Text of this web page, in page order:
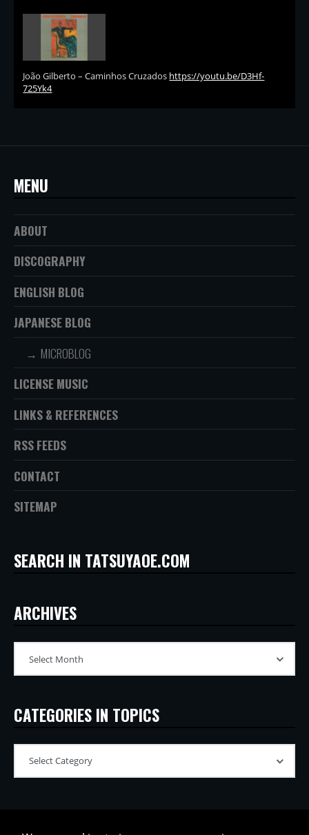
João Gilberto – Caminhos Cruzados https://youtu.be/D3Hf-
725Yk4
MENU
ABOUT
DISCOGRAPHY
ENGLISH BLOG
JAPANESE BLOG
MICROBLOG
LICENSE MUSIC
LINKS & REFERENCES
RSS FEEDS
CONTACT
SITEMAP
SEARCH IN TATSUYAOE.COM
ARCHIVES
CATEGORIES IN TOPICS